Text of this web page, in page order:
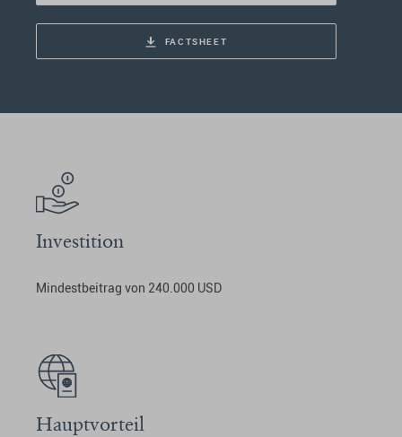
FACTSHEET
Investition
Mindestbeitrag von 240.000 USD
Hauptvorteil